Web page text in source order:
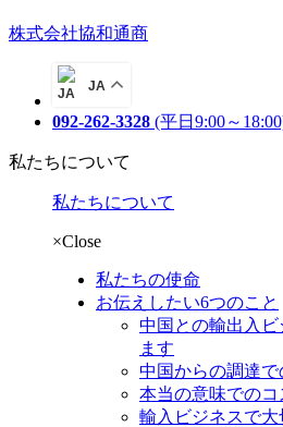
株式会社協和通商
JA
092-262-3328 (平日9:00～
私たちについて
私たちについて
×Close
私たちの使命
お伝えしたい6つのこと
中国との輸出入
ます
中国からの調達で
本当の意味での
輸入ビジネスで大